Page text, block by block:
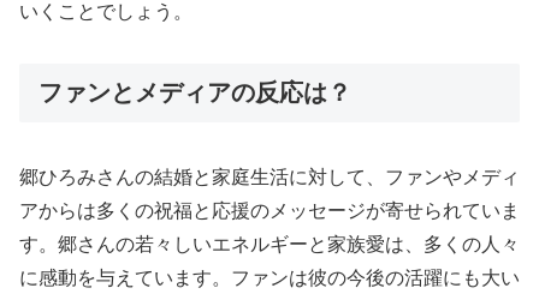
いくことでしょう。
ファンとメディアの反応は？
郷ひろみさんの結婚と家庭生活に対して、ファンやメディ
アからは多くの祝福と応援のメッセージが寄せられていま
す。郷さんの若々しいエネルギーと家族愛は、多くの人々
に感動を与えています。ファンは彼の今後の活躍にも大い